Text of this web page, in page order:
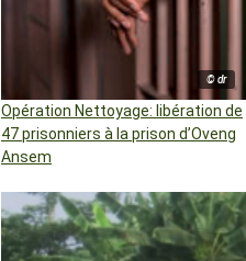
© dr
Opération Nettoyage: libération de
47 prisonniers à la prison d’Oveng
Ansem